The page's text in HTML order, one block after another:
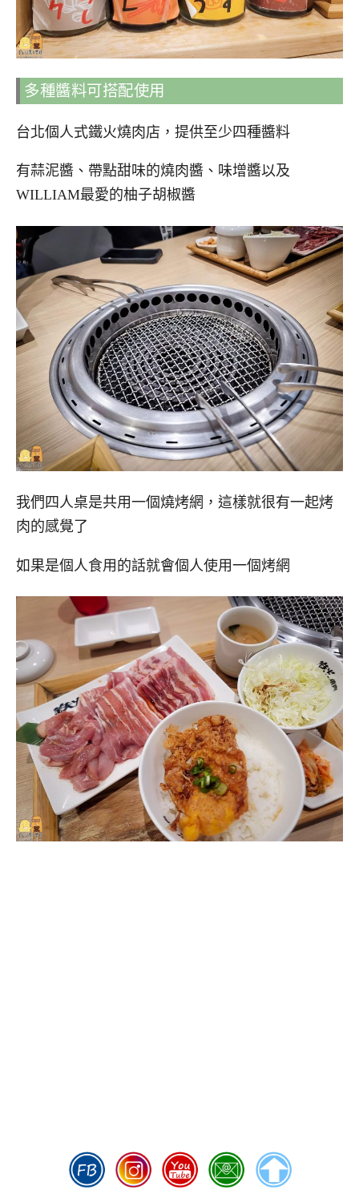
多種醬料可搭配使用
台北個人式鐵火燒肉店，提供至少四種醬料
有蒜泥醬、帶點甜味的燒肉醬、味增醬以及
WILLIAM最愛的柚子胡椒醬
我們四人桌是共用一個燒烤網，這樣就很有一起烤
肉的感覺了
如果是個人食用的話就會個人使用一個烤網